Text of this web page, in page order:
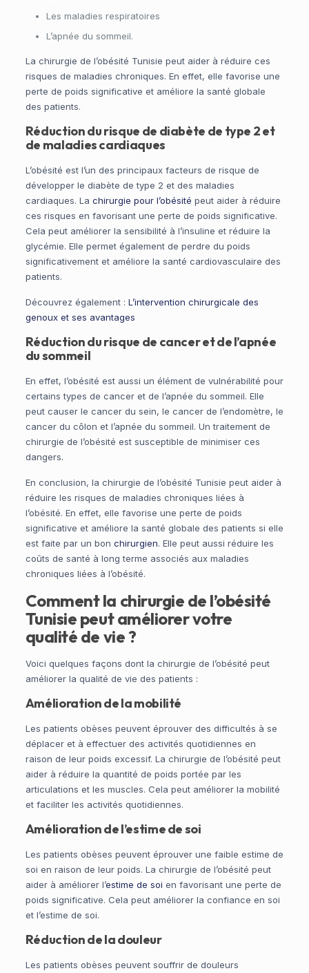
Les maladies respiratoires
L’apnée du sommeil.
La chirurgie de l’obésité Tunisie peut aider à réduire ces
risques de maladies chroniques. En effet, elle favorise une
perte de poids significative et améliore la santé globale
des patients.
Réduction du risque de diabète de type 2 et
de maladies cardiaques
L’obésité est l’un des principaux facteurs de risque de
développer le diabète de type 2 et des maladies
cardiaques. La chirurgie pour l’obésité peut aider à réduire
ces risques en favorisant une perte de poids significative.
Cela peut améliorer la sensibilité à l’insuline et réduire la
glycémie. Elle permet également de perdre du poids
significativement et améliore la santé cardiovasculaire des
patients.
Découvrez également : L’intervention chirurgicale des
genoux et ses avantages
Réduction du risque de cancer et de l’apnée
du sommeil
En effet, l’obésité est aussi un élément de vulnérabilité pour
certains types de cancer et de l’apnée du sommeil. Elle
peut causer le cancer du sein, le cancer de l’endomètre, le
cancer du côlon et l’apnée du sommeil. Un traitement de
chirurgie de l’obésité est susceptible de minimiser ces
dangers.
En conclusion, la chirurgie de l’obésité Tunisie peut aider à
réduire les risques de maladies chroniques liées à
l’obésité. En effet, elle favorise une perte de poids
significative et améliore la santé globale des patients si elle
est faite par un bon chirurgien. Elle peut aussi réduire les
coûts de santé à long terme associés aux maladies
chroniques liées à l’obésité.
Comment la chirurgie de l’obésité
Tunisie peut améliorer votre
qualité de vie ?
Voici quelques façons dont la chirurgie de l’obésité peut
améliorer la qualité de vie des patients :
Amélioration de la mobilité
Les patients obèses peuvent éprouver des difficultés à se
déplacer et à effectuer des activités quotidiennes en
raison de leur poids excessif. La chirurgie de l’obésité peut
aider à réduire la quantité de poids portée par les
articulations et les muscles. Cela peut améliorer la mobilité
et faciliter les activités quotidiennes.
Amélioration de l’estime de soi
Les patients obèses peuvent éprouver une faible estime de
soi en raison de leur poids. La chirurgie de l’obésité peut
aider à améliorer l’estime de soi en favorisant une perte de
poids significative. Cela peut améliorer la confiance en soi
et l’estime de soi.
Réduction de la douleur
Les patients obèses peuvent souffrir de douleurs